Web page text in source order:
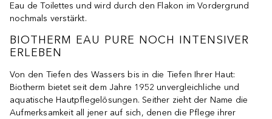
Eau de Toilettes und wird durch den Flakon im Vordergrund
nochmals verstärkt.
BIOTHERM EAU PURE NOCH INTENSIVER
ERLEBEN
Von den Tiefen des Wassers bis in die Tiefen Ihrer Haut:
Biotherm bietet seit dem Jahre 1952 unvergleichliche und
aquatische Hautpflegelösungen. Seither zieht der Name die
Aufmerksamkeit all jener auf sich, denen die Pflege ihrer